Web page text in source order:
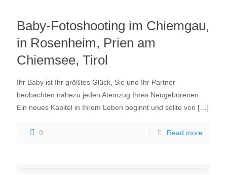
Baby-Fotoshooting im Chiemgau,
in Rosenheim, Prien am
Chiemsee, Tirol
Ihr Baby ist Ihr größtes Glück, Sie und Ihr Partner
beobachten nahezu jeden Atemzug Ihres Neugeborenen.
Ein neues Kapitel in Ihrem Leben beginnt und sollte von […]
0 Read more